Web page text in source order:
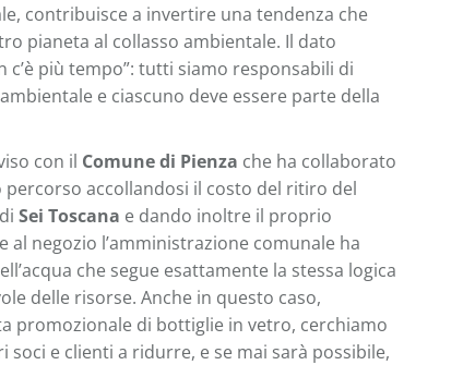
contribuisce a invertire una tendenza che
pianeta al collasso ambientale. Il dato
c’è più tempo”: tutti siamo responsabili di
e ciascuno deve essere parte della
con il Comune di Pienza che ha collaborato
percorso accollandosi il costo del ritiro del
Sei Toscana e dando inoltre il proprio
al negozio l’amministrazione comunale ha
che segue esattamente la stessa logica
delle risorse. Anche in questo caso,
promozionale di bottiglie in vetro, cerchiamo
soci e clienti a ridurre, e se mai sarà possibile,